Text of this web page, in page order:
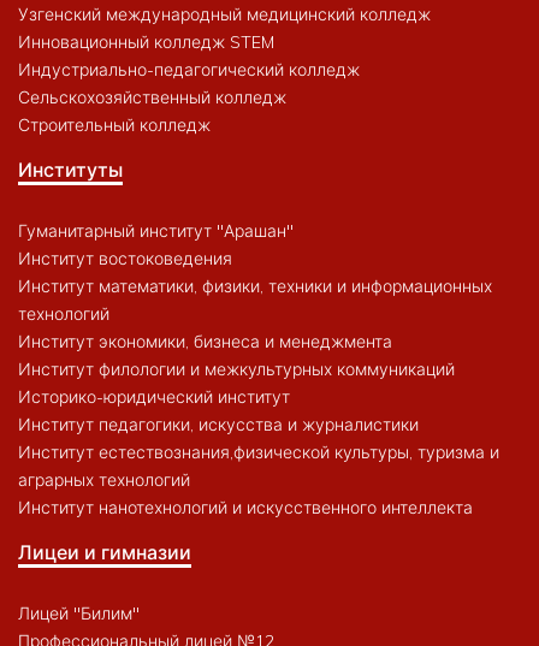
Узгенский международный медицинский колледж
Инновационный колледж STEM
Индустриально-педагогический колледж
Сельскохозяйственный колледж
Строительный колледж
Институты
Гуманитарный институт "Арашан"
Институт востоковедения
Институт математики, физики, техники и информационных
технологий
Институт экономики, бизнеса и менеджмента
Институт филологии и межкультурных коммуникаций
Историко-юридический институт
Институт педагогики, искусства и журналистики
Институт естествознания,физической культуры, туризма и
аграрных технологий
Институт нанотехнологий и искусственного интеллекта
Лицеи и гимназии
Лицей "Билим"
Профессиональный лицей №12